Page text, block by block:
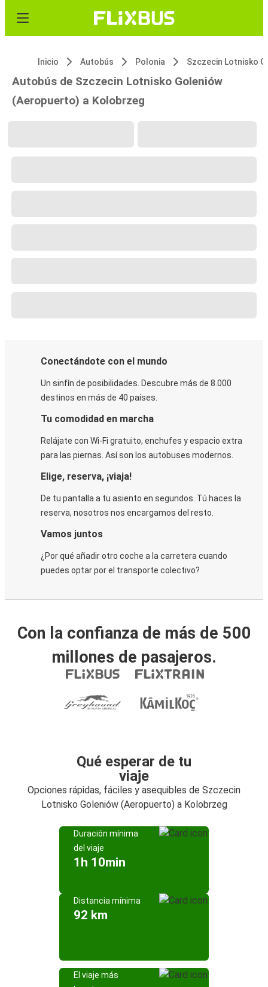
Inicio Autobús Polonia
Autobús de Szczecin Lotnisko Goleniów
(Aeropuerto) a Kolobrzeg
Conectándote con el mundo
Un sinfín de posibilidades. Descubre más de 8.000
destinos en más de 40 países.
Tu comodidad en marcha
Relájate con Wi-Fi gratuito, enchufes y espacio extra
para las piernas. Así son los autobuses modernos.
Elige, reserva, ¡viaja!
De tu pantalla a tu asiento en segundos. Tú haces la
reserva, nosotros nos encargamos del resto.
Vamos juntos
¿Por qué añadir otro coche a la carretera cuando
puedes optar por el transporte colectivo?
Con la confianza de más de 500
millones de pasajeros.
Qué esperar de tu
viaje
Opciones rápidas, fáciles y asequibles de Szczecin
Lotnisko Goleniów (Aeropuerto) a Kolobrzeg
Duración mínima
del viaje
1h 10min
Distancia mínima
92 km
El viaje más